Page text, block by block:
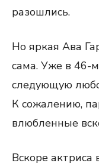
разошлись.
Но яркая Ава
сама. Уже в 46-
следующую
К сожалению,
влюбленные
Вскоре актриса